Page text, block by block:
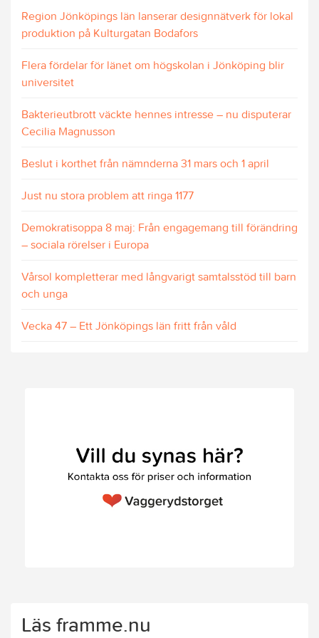
Region Jönköpings län lanserar designnätverk för lokal
produktion på Kulturgatan Bodafors
Flera fördelar för länet om högskolan i Jönköping blir
universitet
Bakterieutbrott väckte hennes intresse – nu disputerar
Cecilia Magnusson
Beslut i korthet från nämnderna 31 mars och 1 april
Just nu stora problem att ringa 1177
Demokratisoppa 8 maj: Från engagemang till förändring
– sociala rörelser i Europa
Vårsol kompletterar med långvarigt samtalsstöd till barn
och unga
Vecka 47 – Ett Jönköpings län fritt från våld
Läs framme.nu